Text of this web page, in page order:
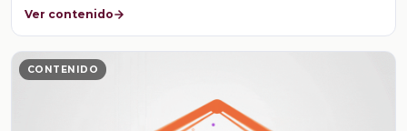
Ver contenido
CONTENIDO